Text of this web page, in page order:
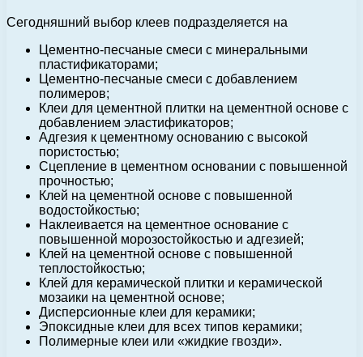
Сегодняшний выбор клеев подразделяется на
Цементно-песчаные смеси с минеральными
пластификаторами;
Цементно-песчаные смеси с добавлением
полимеров;
Клеи для цементной плитки на цементной основе с
добавлением эластификаторов;
Адгезия к цементному основанию с высокой
пористостью;
Сцепление в цементном основании с повышенной
прочностью;
Клей на цементной основе с повышенной
водостойкостью;
Наклеивается на цементное основание с
повышенной морозостойкостью и адгезией;
Клей на цементной основе с повышенной
теплостойкостью;
Клей для керамической плитки и керамической
мозаики на цементной основе;
Дисперсионные клеи для керамики;
Эпоксидные клеи для всех типов керамики;
Полимерные клеи или «жидкие гвозди».